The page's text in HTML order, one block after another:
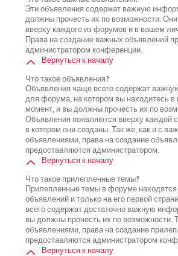
Эти объявления содержат важную
должны прочесть их по возможности.
вверху каждого из форумов и в вашем
Права на создание важных объявлений
администратором конференции.
Вернуться к началу
Что такое объявления?
Объявления чаще всего содержат
для форума, на котором вы находитесь в
момент, и вы должны прочесть их по
Объявления появляются вверху каждой
в котором они созданы. Так же, как и с
объявлениями, права на создание
предоставляются администратором.
Вернуться к началу
Что такое прилепленные темы?
Прилепленные темы в форуме находятся
объявлений и только на его первой
всего содержат достаточно важную
вы должны прочесть их по возможности.
объявлениями, права на создание
предоставляются администратором
Вернуться к началу